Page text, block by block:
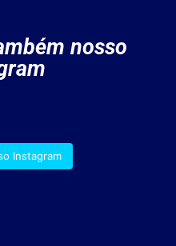
nosso
Instagram